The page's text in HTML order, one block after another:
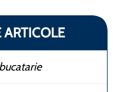
ARTICOLE